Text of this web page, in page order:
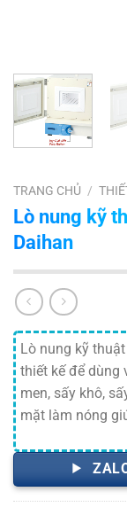
TRANG CHỦ /
Lò nung kỹ
Daihan
Lò nung kỹ
thiết kế để dùng
men, sấy khô,
mặt làm nóng